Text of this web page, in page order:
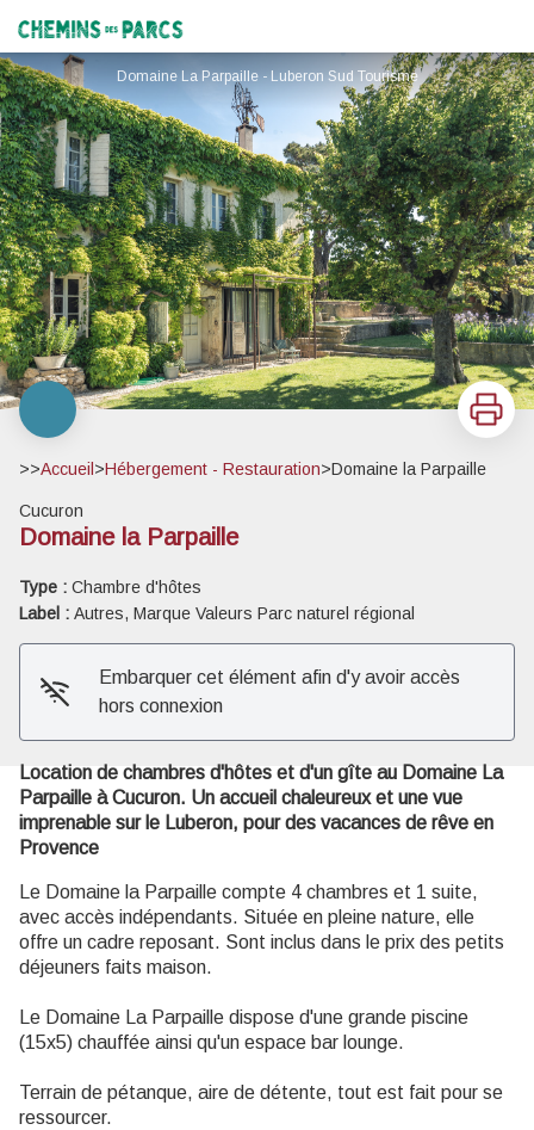
Chemins des Parcs
Domaine La Parpaille - Luberon Sud Tourisme
Imprimer
>>Accueil >Hébergement - Restauration>Domaine la Parpaille
Cucuron
Domaine la Parpaille
Type : Chambre d'hôtes
Label : Autres, Marque Valeurs Parc naturel régional
Embarquer cet élément afin d'y avoir accès
hors connexion
Location de chambres d'hôtes et d'un gîte au Domaine La
Parpaille à Cucuron. Un accueil chaleureux et une vue
imprenable sur le Luberon, pour des vacances de rêve en
Provence
Le Domaine la Parpaille compte 4 chambres et 1 suite,
avec accès indépendants. Située en pleine nature, elle
offre un cadre reposant. Sont inclus dans le prix des petits
déjeuners faits maison.
Le Domaine La Parpaille dispose d'une grande piscine
(15x5) chauffée ainsi qu'un espace bar lounge.
Terrain de pétanque, aire de détente, tout est fait pour se
ressourcer.